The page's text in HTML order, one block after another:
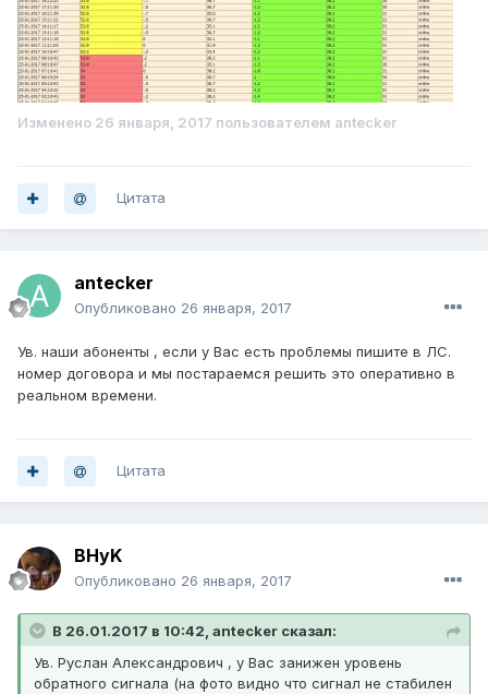
Изменено 26 января, 2017 пользователем antecker
Цитата
antecker
Опубликовано 26 января, 2017
Ув. наши абоненты , если у Вас есть проблемы пишите в ЛС.
номер договора и мы постараемся решить это оперативно в
реальном времени.
Цитата
BHyK
Опубликовано 26 января, 2017
В 26.01.2017 в 10:42, antecker сказал:
Ув. Руслан Александрович , у Вас занижен уровень
обратного сигнала (на фото видно что сигнал не стабилен